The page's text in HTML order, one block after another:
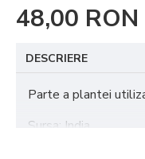
48,00 RON
DESCRIERE
Parte a plantei
Sursa: India.